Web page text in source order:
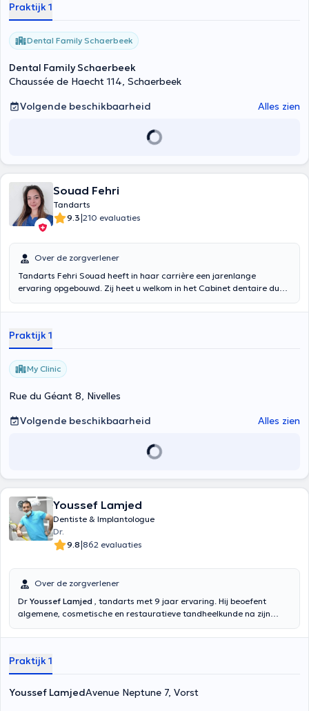
également de chaleur humaine, de courtoisie et surtout de
bienveillance. Chez Dental Family, nous façonnons votre sourire
avec notre cœur.
Praktijk 1
Dental Family Schaerbeek
Dental Family Schaerbeek
Chaussée de Haecht 114, Schaerbeek
Volgende beschikbaarheid
Alles zien
Souad Fehri
Tandarts
9.3|210 evaluaties
Over de zorgverlener
Tandarts Fehri Souad heeft in haar carrière een jarenlange
ervaring opgebouwd. Zij heet u welkom in het Cabinet dentaire du
tot 19.00 uur. Zij zal u met open armen ontvangen en zal haar
Frans, Engels, Arabisch en Roemeens. Haar specialiteiten zijn
extracties, endodontie, algemene tandheelkunde, cosmetische
tandheelkunde en kunstgebitten. Aarzel niet om een afspraak met
haar te maken via haar online agenda.
Praktijk 1
My Clinic
Rue du Géant 8, Nivelles
Volgende beschikbaarheid
Alles zien
Youssef Lamjed
Dentiste & Implantologue
Dr.
9.8|862 evaluaties
Over de zorgverlener
Dr Youssef Lamjed , tandarts met 9 jaar ervaring. Hij beoefent
algemene, cosmetische en restauratieve tandheelkunde na zijn
ontvangen van maandag tot vrijdag. Voor het maken van een
bellen naar 02 347 49 21. Let op: afwezigheid bij een afspraak moet
24 uur van tevoren worden gemeld, anders kunnen er kosten in
rekening worden gebracht aan de patiënt.
Praktijk 1
Youssef LamjedAvenue Neptune 7, Vorst